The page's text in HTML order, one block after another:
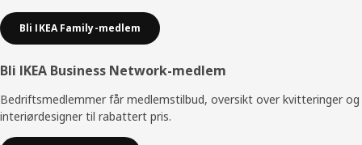
Bli IKEA Family-medlem
Bli IKEA Business Network-medlem
Bedriftsmedlemmer får medlemstilbud, oversikt over kvitteringer og
interiørdesigner til rabattert pris.